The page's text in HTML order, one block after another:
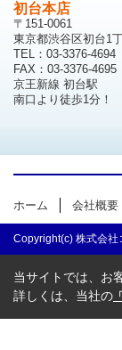
初台本店
〒151-0061
東京都渋谷区初台1
TEL：03-3376-4694
FAX：03-3376-4695
京王新線 初台駅
南口より徒歩1分！
ホーム 会社概要
Copyright(c) 株式会
当サイトでは、お
詳しくは、当社の